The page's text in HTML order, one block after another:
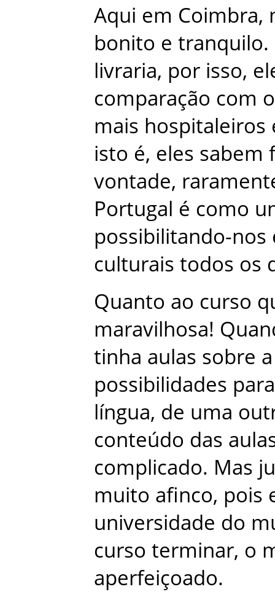
Aqui em Coimbra,
bonito e tranquilo.
livraria, por isso,
comparação com o
mais hospitaleiros
isto é, eles sabem
vontade,
Portugal é como
possibilitando-nos
culturais todos os
Quanto ao curso
maravilhosa!
tinha aulas sobre a
possibilidades para
língua, de uma
conteúdo das
complicado. Mas
muito afinco, pois
universidade do
curso terminar, o
aperfeiçoado.